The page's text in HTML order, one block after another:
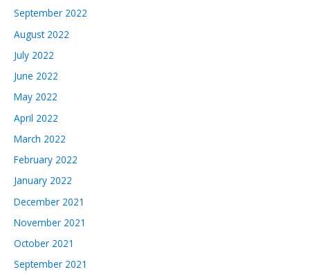
September 2022
August 2022
July 2022
June 2022
May 2022
April 2022
March 2022
February 2022
January 2022
December 2021
November 2021
October 2021
September 2021